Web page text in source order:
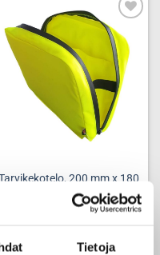
Tietoja
Add to
wishlist
200 mm x 180
mm, vaaka, HiVis EN 20471
– Keltainen EN 20471 HiVis